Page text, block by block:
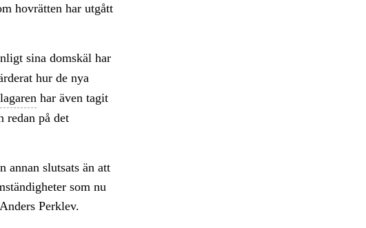
hovrätten har utgått
sina domskäl har
hur de nya
har även tagit
redan på det
annan slutsats än att
som nu
Perklev.